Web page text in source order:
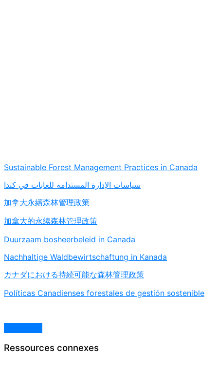
Sustainable Forest Management Practices in Canada
سياسات الإدارة المستدامة للغابات في كندا
加拿大永續森林管理政策
加拿大的永续森林管理政策
Duurzaam bosheerbeleid in Canada
Nachhaltige Waldbewirtschaftung in Kanada
カナダにおける持続可能な森林管理政策
Políticas Canadienses forestales de gestión sostenible
Ressources connexes